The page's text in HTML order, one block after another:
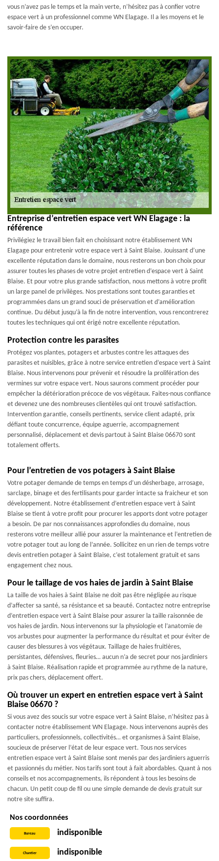
vous n’avez pas le temps et la main verte, n’hésitez pas à confier votre
espace vert à un professionnel comme WN Elagage. Il a les moyens et le
savoir-faire de s’en occuper.
Entreprise d’entretien espace vert WN Elagage : la
référence
Privilégiez le travail bien fait en choisissant notre établissement WN
Elagage pour entretenir votre espace vert à Saint Blaise. Jouissant d’une
excellente réputation dans le domaine, nous resterons un bon choix pour
assurer toutes les phases de votre projet entretien d’espace vert à Saint
Blaise. Et pour votre plus grande satisfaction, nous mettons à votre profit
un large panel de privilèges. Nos prestations sont toutes garanties et
programmées dans un grand souci de préservation et d’amélioration
continue. Du début jusqu’à la fin de notre intervention, vous rencontrerez
toutes les techniques qui ont érigé notre excellente réputation.
Protection contre les parasites
Protégez vos plantes, potagers et arbustes contre les attaques des
parasites et nuisibles, grâce à notre service entretien d’espace vert à Saint
Blaise. Nous intervenons pour prévenir et résoudre la prolifération des
vermines sur votre espace vert. Nous saurons comment procéder pour
empêcher la détérioration précoce de vos végétaux. Faites-nous confiance
et devenez une des nombreuses clientèles qui ont trouvé satisfaction.
Intervention garantie, conseils pertinents, service client adapté, prix
défiant toute concurrence, équipe aguerrie, accompagnement
personnalisé, déplacement et devis partout à Saint Blaise 06670 sont
totalement offerts.
Pour l’entretien de vos potagers à Saint Blaise
Votre potager demande de temps en temps d’un désherbage, arrosage,
sarclage, binage et des fertilisants pour garder intacte sa fraicheur et son
développement. Notre établissement d’entretien espace vert à Saint
Blaise se tient à votre profit pour procurer les apports dont votre potager
a besoin. De par nos connaissances approfondies du domaine, nous
resterons votre meilleur allié pour assurer la maintenance et l’entretien de
votre potager tout au long de l’année. Sollicitez en un rien de temps votre
devis entretien potager à Saint Blaise, c’est totalement gratuit et sans
engagement chez nous.
Pour le taillage de vos haies de jardin à Saint Blaise
La taille de vos haies à Saint Blaise ne doit pas être négligée au risque
d’affecter sa santé, sa résistance et sa beauté. Contactez notre entreprise
d’entretien espace vert à Saint Blaise pour assurer la taille raisonnée de
vos haies de jardin. Nous intervenons sur la physiologie et l’anatomie de
vos arbustes pour augmenter la performance du résultat et pour éviter de
causer des blessures à vos végétaux. Taillage de haies fruitières,
persistantes, défensives, fleuries… aucun n’a de secret pour nos jardiniers
à Saint Blaise. Réalisation rapide et programmée au rythme de la nature,
prix pas chers, déplacement offert.
Où trouver un expert en entretien espace vert à Saint
Blaise 06670 ?
Si vous avez des soucis sur votre espace vert à Saint Blaise, n’hésitez pas à
contacter notre établissement WN Elagage. Nous intervenons auprès des
particuliers, professionnels, collectivités… et organismes à Saint Blaise,
soucieux de préserver l’état de leur espace vert. Tous nos services
entretien espace vert à Saint Blaise sont menés par des jardiniers aguerris
et passionnés du métier. Nos tarifs sont tout à fait abordables. Quant à nos
conseils et nos accompagnements, ils répondent à tous les besoins de
chacun. Un petit coup de fil ou une simple demande de devis gratuit sur
notre site suffira.
Nos coordonnées
Bureau indisponible
Chantier indisponible